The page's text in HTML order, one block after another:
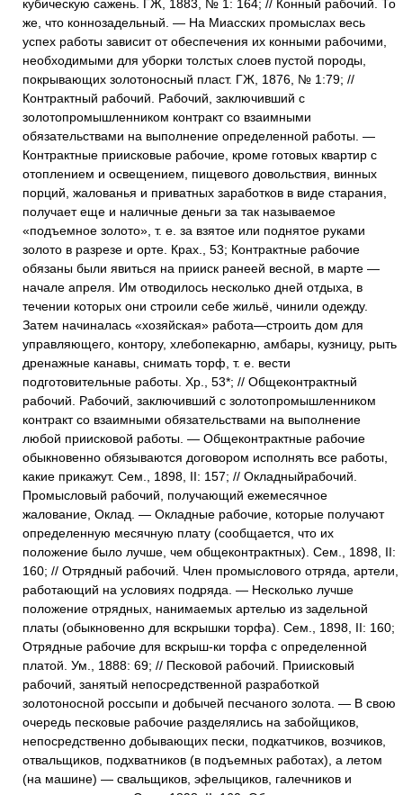
кубическую сажень. ГЖ, 1883, № 1: 164; // Конный рабочий. То
же, что коннозадельный. — На Миасских промыслах весь
успех работы зависит от обеспечения их конными рабочими,
необходимыми для уборки толстых слоев пустой породы,
покрывающих золотоносный пласт. ГЖ, 1876, № 1:79; //
Контрактный рабочий. Рабочий, заключивший с
золотопромышленником контракт со взаимными
обязательствами на выполнение определенной работы. —
Контрактные приисковые рабочие, кроме готовых квартир с
отоплением и освещением, пищевого довольствия, винных
порций, жалованья и приватных заработков в виде старания,
получает еще и наличные деньги за так называемое
«подъемное золото», т. е. за взятое или поднятое руками
золото в разрезе и орте. Крах., 53; Контрактные рабочие
обязаны были явиться на прииск ранеей весной, в марте —
начале апреля. Им отводилось несколько дней отдыха, в
течении которых они строили себе жильё, чинили одежду.
Затем начиналась «хозяйская» работа—строить дом для
управляющего, контору, хлебопекарню, амбары, кузницу, рыть
дренажные канавы, снимать торф, т. е. вести
подготовительные работы. Хр., 53*; // Общеконтрактный
рабочий. Рабочий, заключивший с золотопромышленником
контракт со взаимными обязательствами на выполнение
любой приисковой работы. — Общеконтрактные рабочие
обыкновенно обязываются договором исполнять все работы,
какие прикажут. Сем., 1898, II: 157; // Окладныйрабочий.
Промысловый рабочий, получающий ежемесячное
жалование, Оклад. — Окладные рабочие, которые получают
определенную месячную плату (сообщается, что их
положение было лучше, чем общеконтрактных). Сем., 1898, II:
160; // Отрядный рабочий. Член промыслового отряда, артели,
работающий на условиях подряда. — Несколько лучше
положение отрядных, нанимаемых артелью из задельной
платы (обыкновенно для вскрышки торфа). Сем., 1898, II: 160;
Отрядные рабочие для вскрыш-ки торфа с определенной
платой. Ум., 1888: 69; // Песковой рабочий. Приисковый
рабочий, занятый непосредственной разработкой
золотоносной россыпи и добычей песчаного золота. — В свою
очередь песковые рабочие разделялись на забойщиков,
непосредственно добывающих пески, подкатчиков, возчиков,
отвальщиков, подхватников (в подъемных работах), а летом
(на машине) — свальщиков, эфелыциков, галечников и